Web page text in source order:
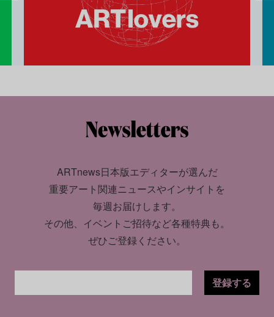
ARTnews日本版エディターが選んだ
重要アート関連ニュースやインサイトを
毎週お届けします。
その他、イベントご招待など各種特典も。
ぜひご登録ください。
登録する